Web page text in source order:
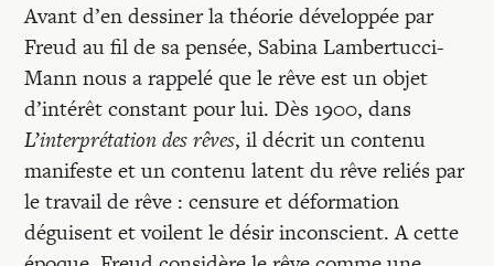
Mon panier
Mon compte
Avant d’en dessiner la théorie développée par
Freud au fil de sa pensée, Sabina Lambertucci-
Mann nous a rappelé que le rêve est un objet
d’intérêt constant pour lui. Dès 1900, dans
L’interprétation des rêves, il décrit un contenu
manifeste et un contenu latent du rêve reliés par
le travail de rêve : censure et déformation
déguisent et voilent le désir inconscient. A cette